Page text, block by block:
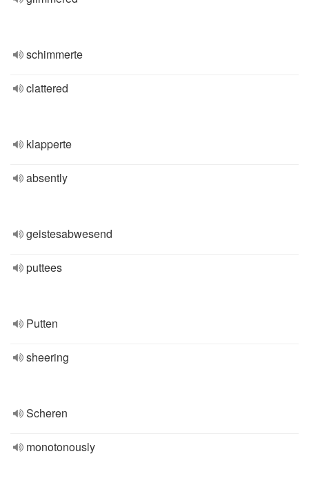
schimmerte
clattered
klapperte
absently
geistesabwesend
puttees
Putten
sheering
Scheren
monotonously